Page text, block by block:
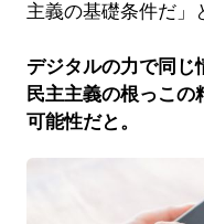
主義の基礎条件だ」
デジタルの力で同じ
民主主義の根っこの
可能性だと。